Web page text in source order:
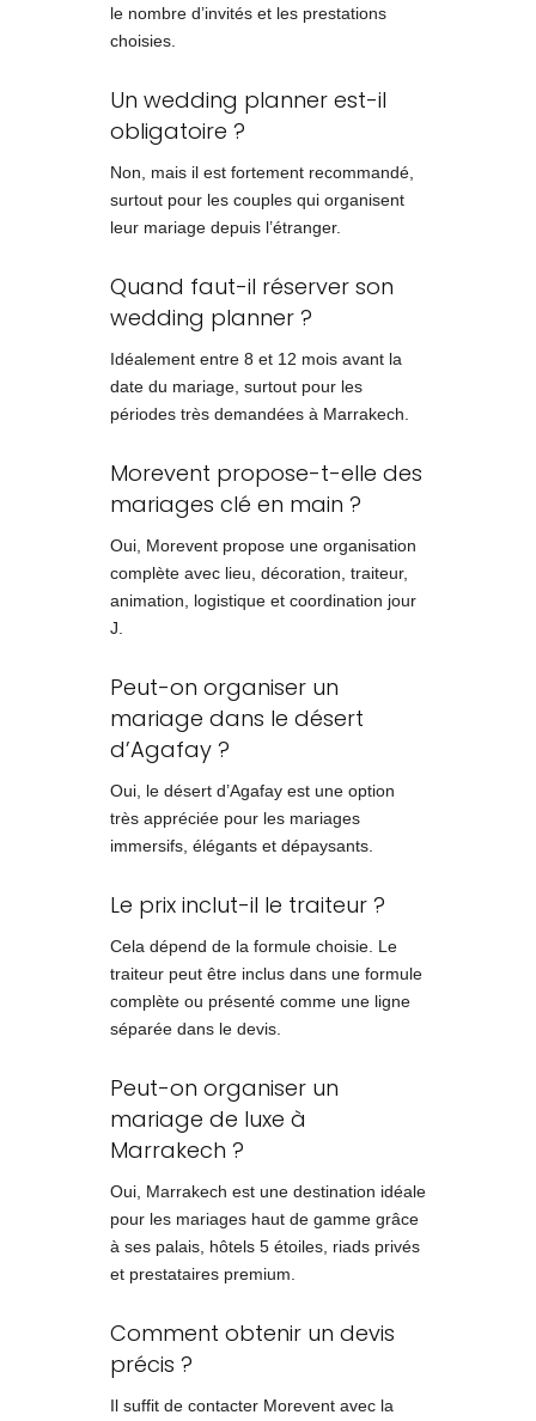
le nombre d’invités et les prestations
choisies.
Un wedding planner est-il
obligatoire ?
Non, mais il est fortement recommandé,
surtout pour les couples qui organisent
leur mariage depuis l’étranger.
Quand faut-il réserver son
wedding planner ?
Idéalement entre 8 et 12 mois avant la
date du mariage, surtout pour les
périodes très demandées à Marrakech.
Morevent propose-t-elle des
mariages clé en main ?
Oui, Morevent propose une organisation
complète avec lieu, décoration, traiteur,
animation, logistique et coordination jour
J.
Peut-on organiser un
mariage dans le désert
d’Agafay ?
Oui, le désert d’Agafay est une option
très appréciée pour les mariages
immersifs, élégants et dépaysants.
Le prix inclut-il le traiteur ?
Cela dépend de la formule choisie. Le
traiteur peut être inclus dans une formule
complète ou présenté comme une ligne
séparée dans le devis.
Peut-on organiser un
mariage de luxe à
Marrakech ?
Oui, Marrakech est une destination idéale
pour les mariages haut de gamme grâce
à ses palais, hôtels 5 étoiles, riads privés
et prestataires premium.
Comment obtenir un devis
précis ?
Il suffit de contacter Morevent avec la